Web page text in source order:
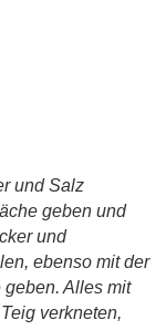
und Salz
geben und
und
ebenso mit der
Alles mit
verkneten,